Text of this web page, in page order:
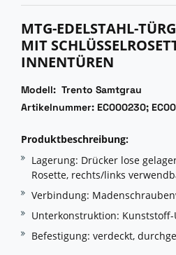
MTG-EDELSTAHL-
MIT
INNENTÜREN
Modell: Trento Samtgrau
Artikelnummer: EC000230;
ProduktbeschreibunG:
Lagerung: Drücker lose
Rosette, rechts/links
Verbindung:
Unterkonstruktion:
Befestigung: verdeckt,